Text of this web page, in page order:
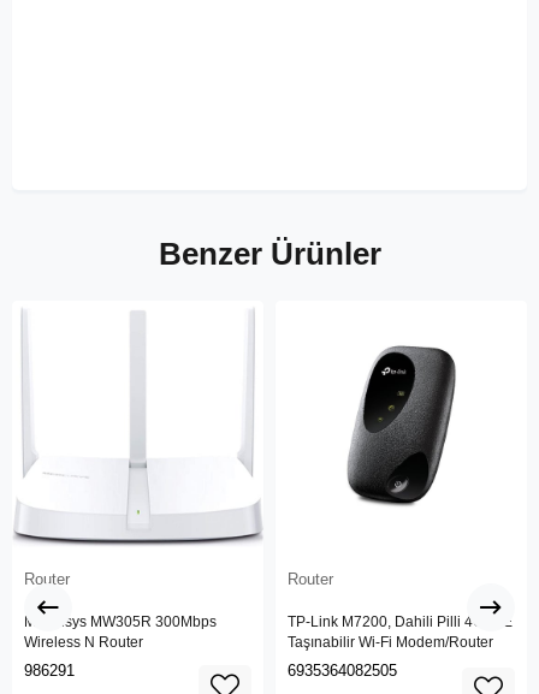
Benzer Ürünler
Router
Mercusys MW305R 300Mbps
Wireless N Router
986291
Router
TP-Link M7200, Dahili Pilli 4G LTE
Taşınabilir Wi-Fi Modem/Router
6935364082505